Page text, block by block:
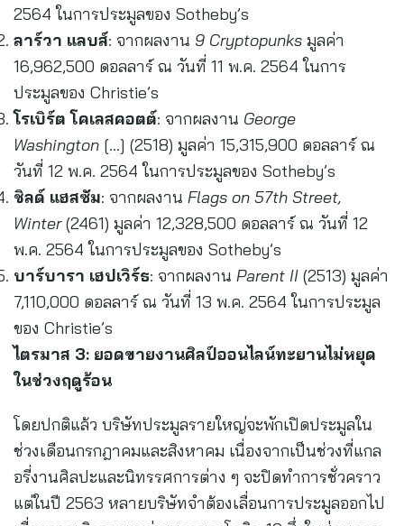
2564 ในการประมูลของ Sotheby’s
ลาร์วา แลบส์: จากผลงาน 9 Cryptopunks มูลค่า
16,962,500 ดอลลาร์ ณ วันที่ 11 พ.ค. 2564 ในการ
ประมูลของ Christie’s
โรเบิร์ต โคเลสคอตต์: จากผลงาน George
Washington […] (2518) มูลค่า 15,315,900 ดอลลาร์ ณ
วันที่ 12 พ.ค. 2564 ในการประมูลของ Sotheby’s
ชิลด์ แฮสซัม: จากผลงาน Flags on 57th Street,
Winter(2461) มูลค่า 12,328,500 ดอลลาร์ ณ วันที่ 12
พ.ค. 2564 ในการประมูลของ Sotheby’s
บาร์บารา เฮปเวิร์ธ: จากผลงาน Parent II (2513) มูลค่า
7,110,000 ดอลลาร์ ณ วันที่ 13 พ.ค. 2564 ในการประมูล
ของ Christie’s
ไตรมาส 3: ยอดขายงานศิลป์ออนไลน์ทะยานไม่หยุด
ในช่วงฤดูร้อน
โดยปกติแล้ว บริษัทประมูลรายใหญ่จะพักเปิดประมูลใน
ช่วงเดือนกรกฎาคมและสิงหาคม เนื่องจากเป็นช่วงที่แกล
อรี่งานศิลปะและนิทรรศการต่าง ๆ จะปิดทำการชั่วคราว
แต่ในปี 2563 หลายบริษัทจำต้องเลื่อนการประมูลออกไป